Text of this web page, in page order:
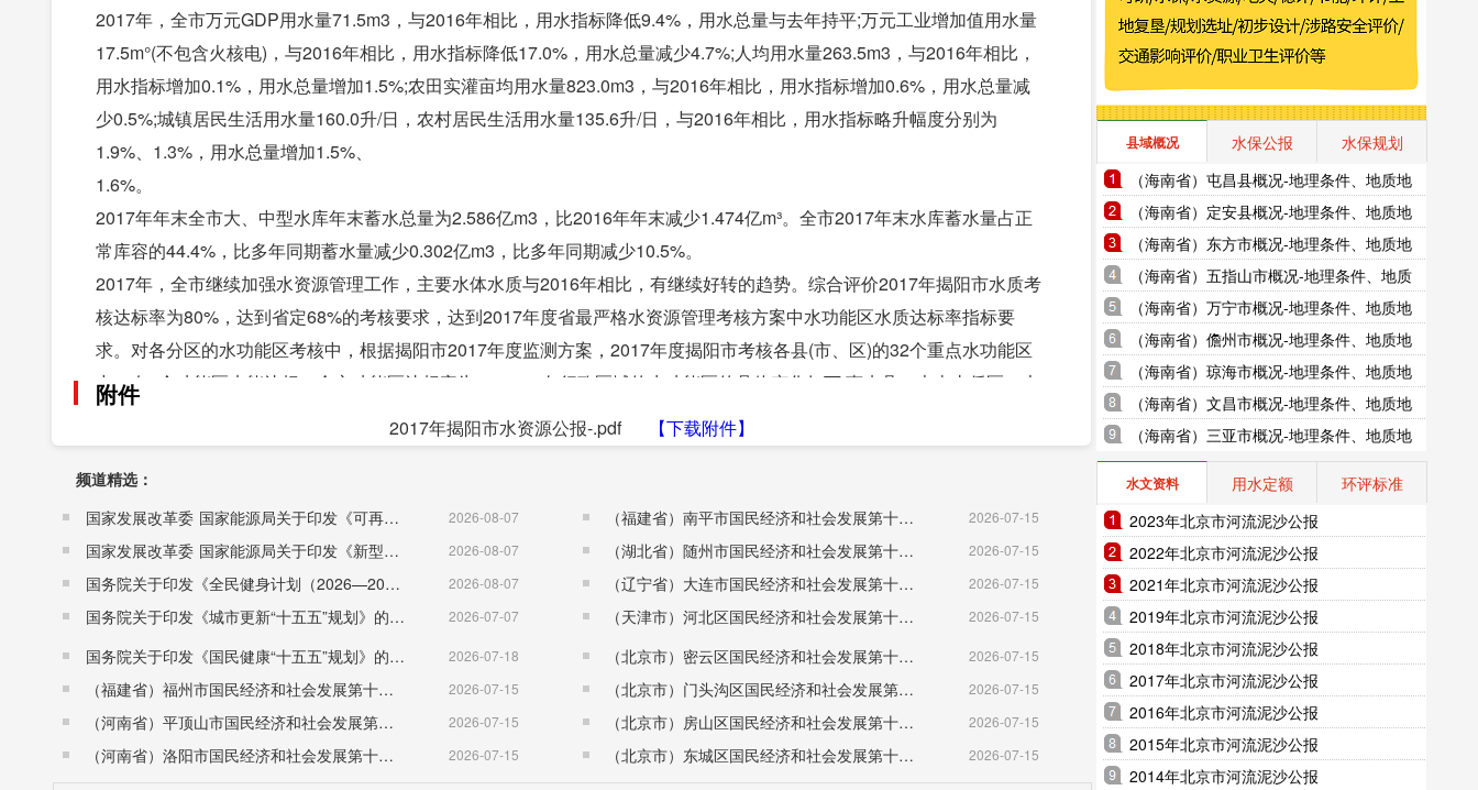
2017年，全市万元GDP用水量71.5m3，与2016年相比，用水指标降低9.4%，用水总量与去年持平;万元工业增加值用水量
17.5m°(不包含火核电)，与2016年相比，用水指标降低17.0%，用水总量减少4.7%;人均用水量263.5m3，与2016年相比，
用水指标增加0.1%，用水总量增加1.5%;农田实灌亩均用水量823.0m3，与2016年相比，用水指标增加0.6%，用水总量减
少0.5%;城镇居民生活用水量160.0升/日，农村居民生活用水量135.6升/日，与2016年相比，用水指标略升幅度分别为
1.9%、1.3%，用水总量增加1.5%、
1.6%。
2017年年末全市大、中型水库年末蓄水总量为2.586亿m3，比2016年年末减少1.474亿m³。全市2017年末水库蓄水量占正
常库容的44.4%，比多年同期蓄水量减少0.302亿m3，比多年同期减少10.5%。
2017年，全市继续加强水资源管理工作，主要水体水质与2016年相比，有继续好转的趋势。综合评价2017年揭阳市水质考
核达标率为80%，达到省定68%的考核要求，达到2017年度省最严格水资源管理考核方案中水功能区水质达标率指标要
求。对各分区的水功能区考核中，根据揭阳市2017年度监测方案，2017年度揭阳市考核各县(市、区)的32个重点水功能区
中，有4个功能区未能达标，全市功能区达标率为87.5%。各行政区域的水功能区的具体变化如下:惠来县、大南山侨区、大
南海区和揭西县的水功能区达标率为100%。与2016年持平;普宁市的水功能区达标率为90.0%，较2016年上升4.3%;揭东
区、揭阳产业园的水功能区达标为60.0%;榕城区、空港经济区的达标率为25.0%。
2017年，揭阳市水务局坚持贯彻新发展理念，以“百日百项大行动”为抓手，全面推进民生水利工程建设，水利事业取得新突
破，一是水利建设加速推进。全市共开工建设水利项目83宗，完成水利建设资金12.96亿元，全面推进水利重点项目建设。
二是三防减灾工作扎实到位。妥善做好防台风防暴雨工作，有效将灾害损失降到最低。三是严格水资源管理，构筑水安全屏
障。落实最严格水资源管理制度，江河湖库水质有继续好转的趋势......
附件
2017年揭阳市水资源公报-.pdf 【下载附件】
频道精选：
国家发展改革委 国家能源局关于印发《可再生能源发展“十五五”规划》的通知 （发改能源〔2026〕1067号）
2026-08-07
国家发展改革委 国家能源局关于印发《新型电力系统建设“十五五”规划》的通知​ （发改能源〔2026〕942号） 2026-08-07
国务院关于印发《全民健身计划（2026—2030年）》的通知 （国发〔2026〕26号） 2026-08-07
国务院关于印发《城市更新“十五五”规划》的通知（国发〔2026〕12号） 2026-07-07
国务院关于印发《国民健康“十五五”规划》的通知 （国发〔2026〕23号） 2026-07-18
（福建省）福州市国民经济和社会发展第十五个五年规划纲要 2026-07-15
（河南省）平顶山市国民经济和社会发展第十五个五年规划纲要 2026-07-15
（河南省）洛阳市国民经济和社会发展第十五个五年规划纲要 2026-07-15
（福建省）南平市国民经济和社会发展第十五个五年规划纲要 2026-07-15
（湖北省）随州市国民经济和社会发展第十五个五年规划纲要 2026-07-15
（辽宁省）大连市国民经济和社会发展第十五个五年规划纲要 2026-07-15
（天津市）河北区国民经济和社会发展第十五个五年规划纲要 2026-07-15
（北京市）密云区国民经济和社会发展第十五个五年规划纲要 2026-07-15
（北京市）门头沟区国民经济和社会发展第十五个五年规划纲要 2026-07-15
（北京市）房山区国民经济和社会发展第十五个五年规划纲要 2026-07-15
（北京市）东城区国民经济和社会发展第十五个五年规划纲要 2026-07-15
县域概况 水保公报
水保规划
（海南省）屯昌县概况-地理条件、地质地
貌、气象水文、地形图水系图
（海南省）定安县概况-地理条件、地质地
貌、气象水文、地形图水系图
（海南省）东方市概况-地理条件、地质地
貌、气象水文、地形图水系图
（海南省）五指山市概况-地理条件、地质
地貌、气象水文、地形图水系图
（海南省）万宁市概况-地理条件、地质地
貌、气象水文、地形图水系图
（海南省）儋州市概况-地理条件、地质地
貌、气象水文、地形图水系图
（海南省）琼海市概况-地理条件、地质地
貌、气象水文、地形图水系图
（海南省）文昌市概况-地理条件、地质地
貌、气象水文、地形图水系图
（海南省）三亚市概况-地理条件、地质地
貌、气象水文、地形图水系图
水文资料 用水定额
环评标准
2023年北京市河流泥沙公报
2022年北京市河流泥沙公报
2021年北京市河流泥沙公报
2019年北京市河流泥沙公报
2018年北京市河流泥沙公报
2017年北京市河流泥沙公报
2016年北京市河流泥沙公报
2015年北京市河流泥沙公报
2014年北京市河流泥沙公报